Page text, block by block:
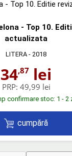
- Top 10.
actualizata
LITERA - 2018
34,87 lei
PRP: 49,99 lei
confirmare stoc: 1 - 2
cumpără